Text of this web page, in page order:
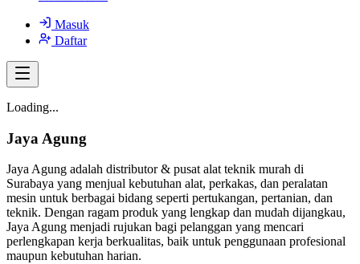
Masuk
Daftar
Loading...
Jaya Agung
Jaya Agung adalah distributor & pusat alat teknik murah di
Surabaya yang menjual kebutuhan alat, perkakas, dan peralatan
mesin untuk berbagai bidang seperti pertukangan, pertanian, dan
teknik. Dengan ragam produk yang lengkap dan mudah dijangkau,
Jaya Agung menjadi rujukan bagi pelanggan yang mencari
perlengkapan kerja berkualitas, baik untuk penggunaan profesional
maupun kebutuhan harian.